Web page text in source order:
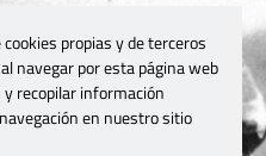
propias y de terceros
navegar por esta página web
recopilar información
en nuestro sitio